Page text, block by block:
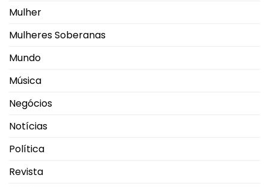
Mulher
Mulheres Soberanas
Mundo
Música
Negócios
Notícias
Política
Revista